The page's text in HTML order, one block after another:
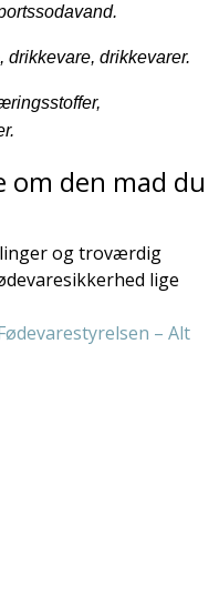
drikkevarer.
om den mad du
og troværdig
lige
– Alt